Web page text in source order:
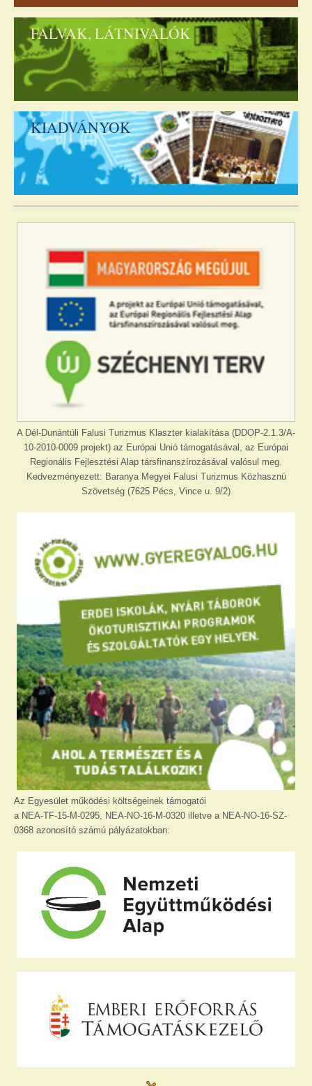
FALVAK, LÁTNIVALÓK
KIADVÁNYOK
A Dél-Dunántúli Falusi Turizmus Klaszter kialakítása (DDOP-2.1.3/A-
10-2010-0009 projekt) az Európai Unió támogatásával, az Európai
Regionális Fejlesztési Alap társfinanszírozásával valósul meg.
Kedvezményezett: Baranya Megyei Falusi Turizmus Közhasznú
Szövetség (7625 Pécs, Vince u. 9/2)
Az Egyesület működési költségeinek támogatói
a NEA-TF-15-M-0295, NEA-NO-16-M-0320 illetve a NEA-NO-16-SZ-
0368 azonosító számú pályázatokban: